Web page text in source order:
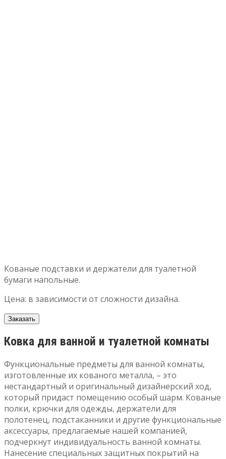
Кованые подставки и держатели для туалетной
бумаги напольные.
Цена: в зависимости от сложности дизайна.
Заказать
Ковка для ванной и туалетной комнаты
Функциональные предметы для ванной комнаты,
изготовленные их кованого металла, – это
нестандартный и оригинальный дизайнерский ход,
который придаст помещению особый шарм. Кованые
полки, крючки для одежды, держатели для
полотенец, подстаканники и другие функциональные
аксессуары, предлагаемые нашей компанией,
подчеркнут индивидуальность ванной комнаты.
Нанесение специальных защитных покрытий на